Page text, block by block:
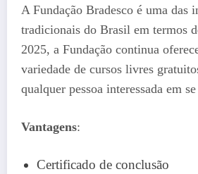
A Fundação Bradesco é uma das
tradicionais do Brasil em termos
2025, a Fundação continua
variedade de cursos livres
qualquer pessoa interessada em
Vantagens:
Certificado de conclusão